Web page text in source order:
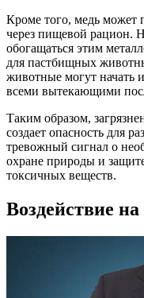
Кроме того, медь может
через пищевой рацион.
обогащаться этим
для пастбищных
животные могут начать
всеми вытекающими
Таким образом,
создает опасность для
тревожный сигнал о
охране природы и
токсичных веществ.
Воздействие на